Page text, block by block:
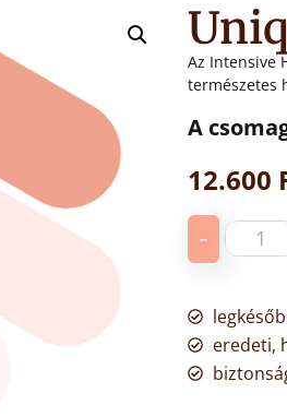
Az Intensive
természetes
A
12.600
-
eredeti,